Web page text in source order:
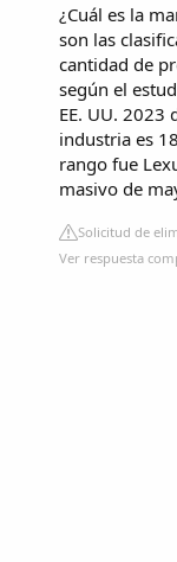
¿Cuál es la
son las
cantidad de
según el
EE. UU. 2023
industria es
rango fue
masivo de
Solicitud de
Ver respuesta